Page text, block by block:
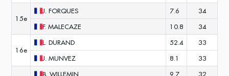
15e
J. FORQUES 7.6
34
F. MALECAZE 10.8 34
16e
L. DURAND 52.4
33
J. MUNVEZ 8.1 33
B. WILLEMIN 9.7
32